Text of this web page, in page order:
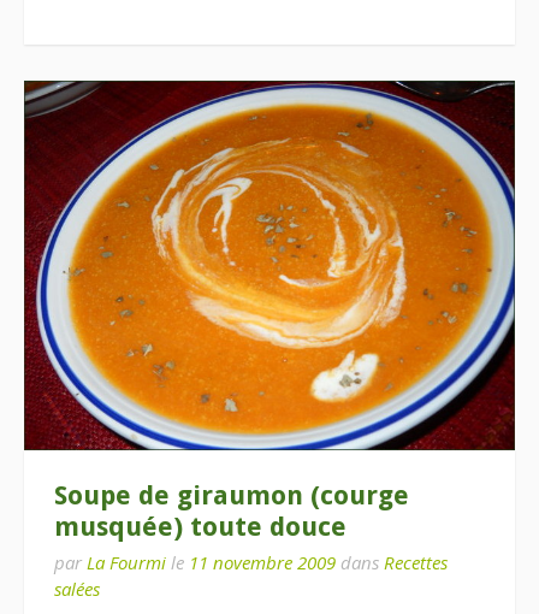
Soupe de giraumon (courge
musquée) toute douce
par La Fourmi le 11 novembre 2009 dans Recettes
salées